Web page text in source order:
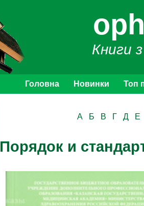
Книги
Головна Новинки Топ
А Б В Г Д Е
Порядок и